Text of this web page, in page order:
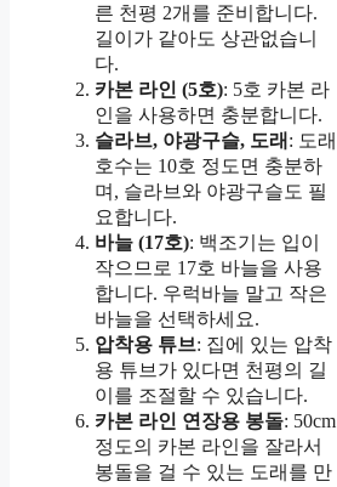
른 천평 2개를 준비합니다.
길이가 같아도 상관없습니
다.
카본 라인 (5호): 5호 카본 라
인을 사용하면 충분합니다.
슬라브, 야광구슬, 도래 : 도래
호수는 10호 정도면 충분하
며, 슬라브와 야광구슬도 필
요합니다.
바늘 (17호): 백조기는 입이
작으므로 17호 바늘을 사용
합니다. 우럭바늘 말고 작은
바늘을 선택하세요.
압착용 튜브: 집에 있는 압착
용 튜브가 있다면 천평의 길
이를 조절할 수 있습니다.
카본 라인 연장용 봉돌: 50cm
정도의 카본 라인을 잘라서
봉돌을 걸 수 있는 도래를 만